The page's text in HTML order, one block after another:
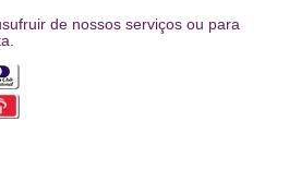
de nossos serviços ou para